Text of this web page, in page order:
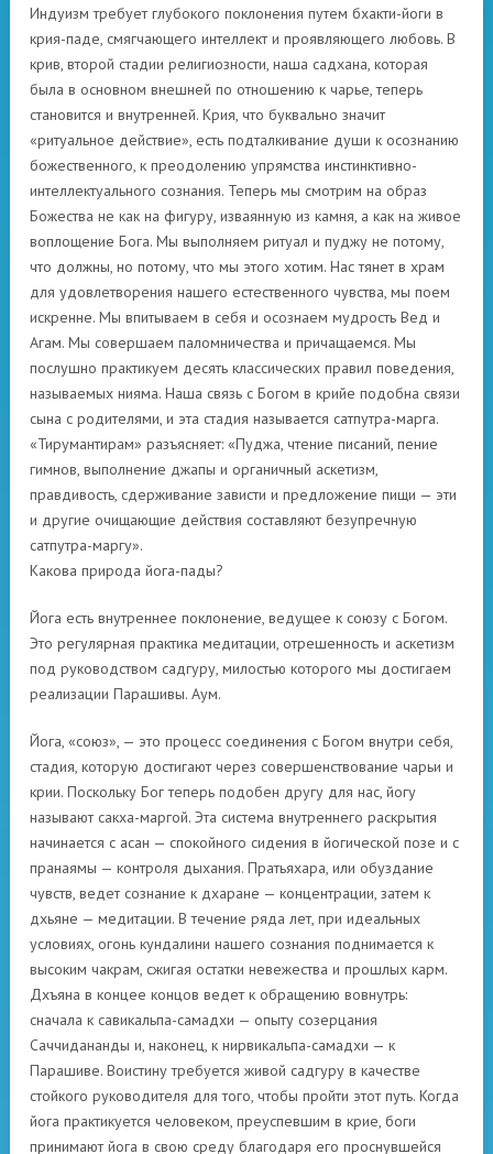
Индуизм требует глубокого поклонения путем бхакти-йоги в
крия-паде, смягчающего интеллект и проявляющего любовь. В
крив, второй стадии религиозности, наша садхана, которая
была в основном внешней по отношению к чарье, теперь
становится и внутренней. Крия, что буквально значит
«ритуальное действие», есть подталкивание души к осознанию
божественного, к преодолению упрямства инстинктивно-
интеллектуального сознания. Теперь мы смотрим на образ
Божества не как на фигуру, изваянную из камня, а как на живое
воплощение Бога. Мы выполняем ритуал и пуджу не потому,
что должны, но потому, что мы этого хотим. Нас тянет в храм
для удовлетворения нашего естественного чувства, мы поем
искренне. Мы впитываем в себя и осознаем мудрость Вед и
Агам. Мы совершаем паломничества и причащаемся. Мы
послушно практикуем десять классических правил поведения,
называемых нияма. Наша связь с Богом в крийе подобна связи
сына с родителями, и эта стадия называется сатпутра-марга.
«Тирумантирам» разъясняет: «Пуджа, чтение писаний, пение
гимнов, выполнение джапы и органичный аскетизм,
правдивость, сдерживание зависти и предложение пищи — эти
и другие очищающие действия составляют безупречную
сатпутра-маргу».
Какова природа йога-пады?
Йога есть внутреннее поклонение, ведущее к союзу с Богом.
Это регулярная практика медитации, отрешенность и аскетизм
под руководством садгуру, милостью которого мы достигаем
реализации Парашивы. Аум.
Йога, «союз», — это процесс соединения с Богом внутри себя,
стадия, которую достигают через совершенствование чарьи и
крии. Поскольку Бог теперь подобен другу для нас, йогу
называют сакха-маргой. Эта система внутреннего раскрытия
начинается с асан — спокойного сидения в йогической позе и с
пранаямы — контроля дыхания. Пратьяхара, или обуздание
чувств, ведет сознание к дхаране — концентрации, затем к
дхьяне — медитации. В течение ряда лет, при идеальных
условиях, огонь кундалини нашего сознания поднимается к
высоким чакрам, сжигая остатки невежества и прошлых карм.
Дхъяна в концеe концов ведет к обращению вовнутрь:
сначала к савикальпа-самадхи — опыту созерцания
Саччидананды и, наконец, к нирвикальпа-самадхи — к
Парашиве. Воистину требуется живой садгуру в качестве
стойкого руководителя для того, чтобы пройти этот путь. Когда
йога практикуется человеком, преуспевшим в крие, боги
принимают йога в свою среду благодаря его проснувшейся